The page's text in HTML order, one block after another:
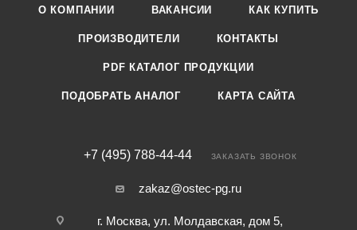
О КОМПАНИИ ВАКАНСИИ КАК КУПИТЬ
ПРОИЗВОДИТЕЛИ КОНТАКТЫ
PDF КАТАЛОГ ПРОДУКЦИИ
ПОДОБРАТЬ АНАЛОГ КАРТА САЙТА
+7 (495) 788-44-44 ЗАКАЗАТЬ ЗВОНОК
zakaz@ostec-pg.ru
г. Москва, ул. Молдавская, дом 5,